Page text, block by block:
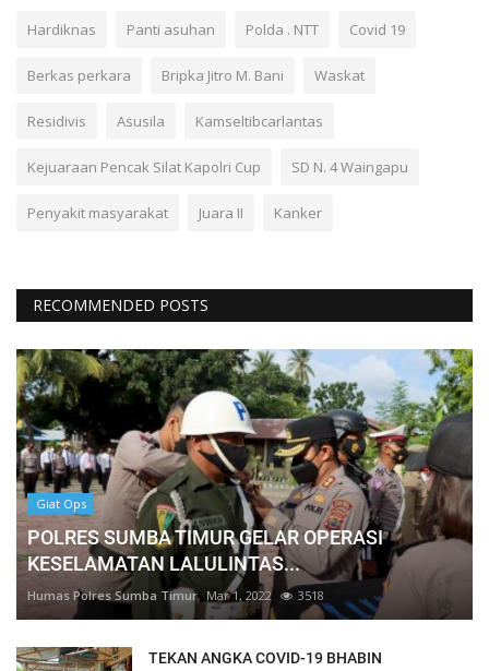
Hardiknas Panti asuhan Polda . NTT Covid 19
Berkas perkara Bripka Jitro M. Bani Waskat
Residivis Asusila Kamseltibcarlantas
Kejuaraan Pencak Silat Kapolri Cup SD N. 4 Waingapu
Penyakit masyarakat Juara II Kanker
RECOMMENDED POSTS
Giat Ops
POLRES SUMBA TIMUR GELAR OPERASI
KESELAMATAN LALULINTAS...
Humas Polres Sumba Timur Mar 1, 2022 3518
TEKAN ANGKA COVID-19 BHABIN